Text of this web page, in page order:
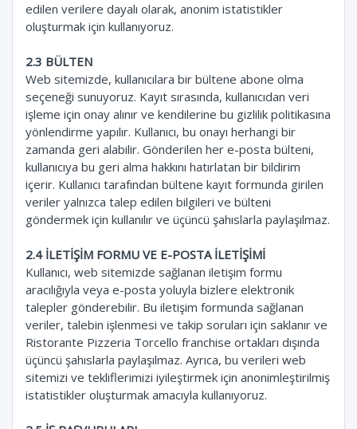
edilen verilere dayalı olarak, anonim istatistikler
oluşturmak için kullanıyoruz.
2.3 BÜLTEN
Web sitemizde, kullanıcılara bir bültene abone olma
seçeneği sunuyoruz. Kayıt sırasında, kullanıcıdan veri
işleme için onay alınır ve kendilerine bu gizlilik politikasına
yönlendirme yapılır. Kullanıcı, bu onayı herhangi bir
zamanda geri alabilir. Gönderilen her e-posta bülteni,
kullanıcıya bu geri alma hakkını hatırlatan bir bildirim
içerir. Kullanıcı tarafından bültene kayıt formunda girilen
veriler yalnızca talep edilen bilgileri ve bülteni
göndermek için kullanılır ve üçüncü şahıslarla paylaşılmaz.
2.4 İLETİŞİM FORMU VE E-POSTA İLETİŞİMİ
Kullanıcı, web sitemizde sağlanan iletişim formu
aracılığıyla veya e-posta yoluyla bizlere elektronik
talepler gönderebilir. Bu iletişim formunda sağlanan
veriler, talebin işlenmesi ve takip soruları için saklanır ve
Ristorante Pizzeria Torcello franchise ortakları dışında
üçüncü şahıslarla paylaşılmaz. Ayrıca, bu verileri web
sitemizi ve tekliflerimizi iyileştirmek için anonimleştirilmiş
istatistikler oluşturmak amacıyla kullanıyoruz.